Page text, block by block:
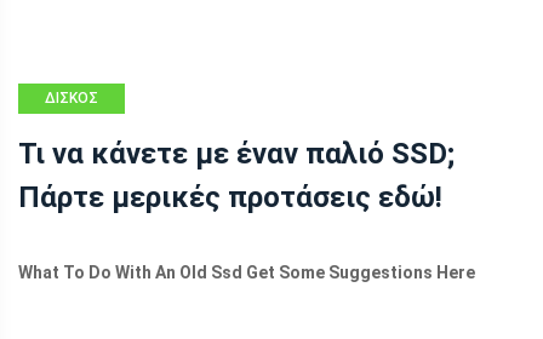
ΔΊΣΚΟΣ
Τι να κάνετε με έναν παλιό SSD;
Πάρτε μερικές προτάσεις εδώ!
What To Do With An Old Ssd Get Some Suggestions Here